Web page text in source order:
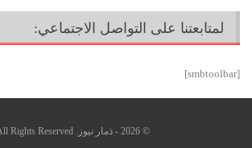
لمتابعتنا على التواصل الاجتماعي:
[smbtoolbar]
© 2026 - ذمار نيوز. All Rights Reserved.